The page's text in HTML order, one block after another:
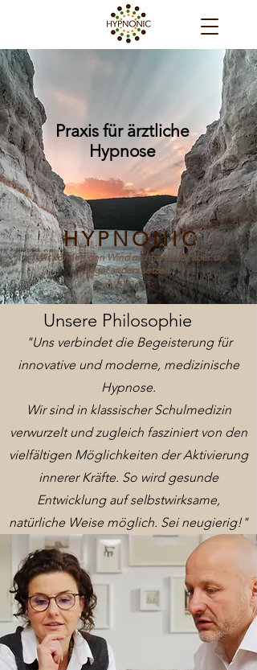
Praxis für ärztliche
Hypnose
HYPNONIC
"Wir können den Wind nicht ändern, aber die
Segel anders setzen"
-Aristoteles-
Unsere Philosophie
"Uns verbindet die Begeisterung für
innovative und moderne, medizinische
Hypnose.
Wir sind in klassischer Schulmedizin
verwurzelt und zugleich fasziniert von den
vielfältigen Möglichkeiten der Aktivierung
innerer Kräfte. So wird gesunde
Entwicklung auf selbstwirksame,
natürliche Weise möglich. Sei neugierig!"